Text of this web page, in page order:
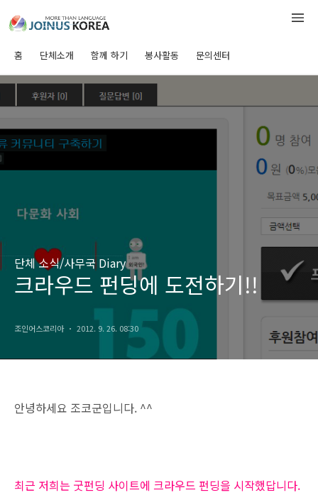
홈 단체소개 함께 하기 봉사활동 문의센터
단체 소식/사무국 Diary
크라우드 펀딩에 도전하기!!
조인어스코리아 2012. 9. 26. 08:30
안녕하세요 조코군입니다. ^^
최근 저희는 굿펀딩 사이트에 크라우드 펀딩을 시작했답니다.